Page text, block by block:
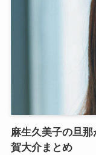
麻生久美子の旦
賀大介まとめ